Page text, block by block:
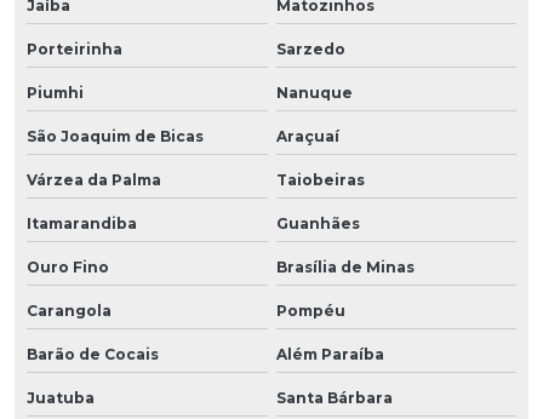
Jaíba Matozinhos
Porteirinha Sarzedo
Piumhi Nanuque
São Joaquim de Bicas Araçuaí
Várzea da Palma Taiobeiras
Itamarandiba Guanhães
Ouro Fino Brasília de Minas
Carangola Pompéu
Barão de Cocais Além Paraíba
Juatuba Santa Bárbara